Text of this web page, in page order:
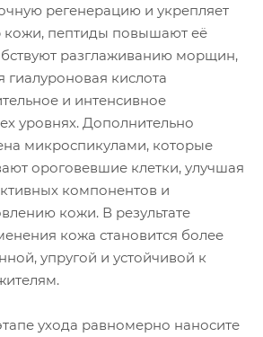
регенерацию и укрепляет
кожи, пептиды повышают её
разглаживанию морщин,
гиалуроновая кислота
и интенсивное
уровнях. Дополнительно
микроспикулами, которые
ороговевшие клетки, улучшая
компонентов и
кожи. В результате
кожа становится более
упругой и устойчивой к
ухода равномерно наносите